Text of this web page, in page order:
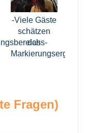
-Viele Gäste
schätzen
das
Fragen)